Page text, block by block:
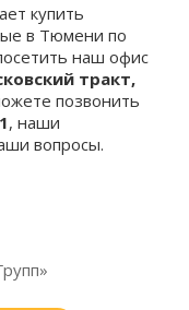
купить
в Тюмени по
наш офис
тракт,
позвонить
, наши
вопросы.